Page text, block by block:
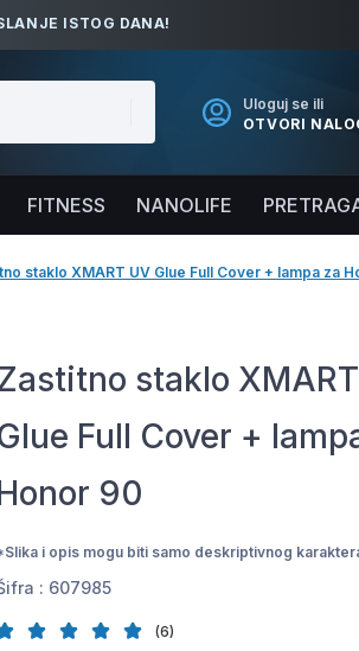
ISTOG DANA!
Uloguj se ili
OTVORI
FITNESS NANOLIFE
staklo XMART UV Glue Full Cover + lampa za
staklo
Full Cover +
90
i opis mogu biti samo deskriptivnog
: 607985
(6)